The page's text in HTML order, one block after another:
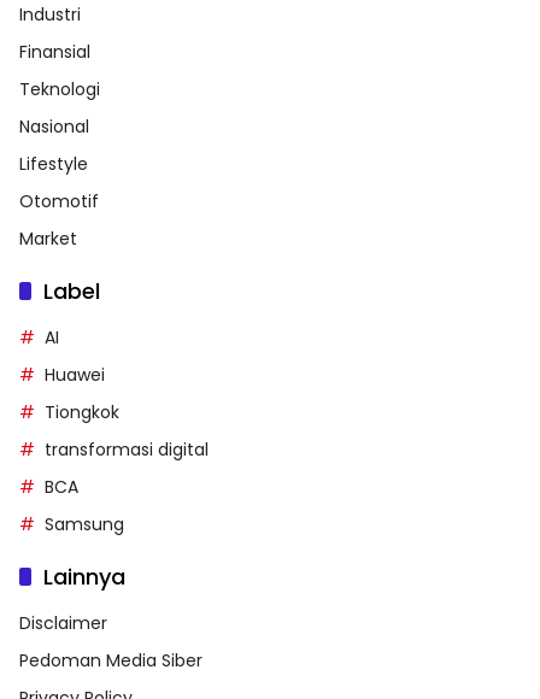
Industri
Finansial
Teknologi
Nasional
Lifestyle
Otomotif
Market
Label
AI
Huawei
Tiongkok
transformasi digital
BCA
Samsung
Lainnya
Disclaimer
Pedoman Media Siber